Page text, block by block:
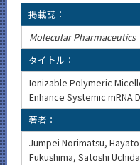
掲載誌：
Molecular Pharmaceutics
タイトル：
Ionizable Polymeric
Enhance Systemic mRNA
著者：
Jumpei Norimatsu,
Fukushima, Satoshi